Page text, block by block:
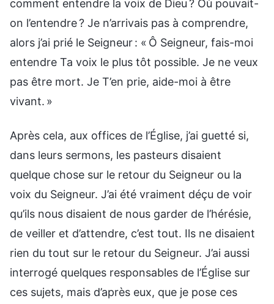
comment entendre la voix de Dieu ? Où pouvait-
on l’entendre ? Je n’arrivais pas à comprendre,
alors j’ai prié le Seigneur : « Ô Seigneur, fais-moi
entendre Ta voix le plus tôt possible. Je ne veux
pas être mort. Je T’en prie, aide-moi à être
vivant. »
Après cela, aux offices de l’Église, j’ai guetté si,
dans leurs sermons, les pasteurs disaient
quelque chose sur le retour du Seigneur ou la
voix du Seigneur. J’ai été vraiment déçu de voir
qu’ils nous disaient de nous garder de l’hérésie,
de veiller et d’attendre, c’est tout. Ils ne disaient
rien du tout sur le retour du Seigneur. J’ai aussi
interrogé quelques responsables de l’Église sur
ces sujets, mais d’après eux, que je pose ces